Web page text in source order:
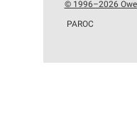
© 1996–2026
PAROC